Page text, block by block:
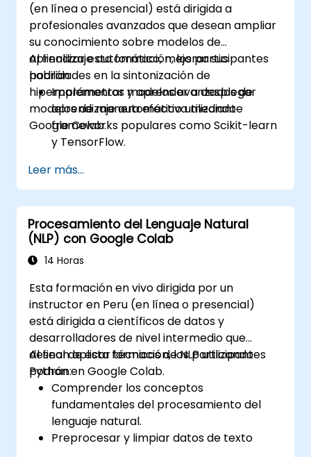
para mejorar el rendimiento de los
modelos CNN.
Visualizar e interpretar los resultados de
modelos de clasificación de imágenes.
(en línea o presencial) está dirigida a
profesionales avanzados que desean ampliar
su conocimiento sobre modelos de
aprendizaje automático, mejorar sus
habilidades en la sintonización de
hiperparámetros y aprender a desplegar
modelos de manera efectiva mediante
Google Colab.
Al finalizar esta formación, los participantes
podrán:
Implementar modelos avanzados de
aprendizaje automático utilizando
frameworks populares como Scikit-learn
y TensorFlow.
mediante la sintonización de
hiperparámetros.
Desplegar modelos de aprendizaje
automático en aplicaciones reales
utilizando Google Colab.
Colaborar y gestionar proyectos de
Google Colab.
Leer más...
Procesamiento del Lenguaje Natural
(NLP) con Google Colab
14 Horas
Esta formación en vivo dirigida por un
instructor en Peru (en línea o presencial)
está dirigida a científicos de datos y
desarrolladores de nivel intermedio que
desean aplicar técnicas de NLP utilizando
Python en Google Colab.
Al final de esta formación, los participantes
podrán:
Comprender los conceptos
fundamentales del procesamiento del
lenguaje natural.
Preprocesar y limpiar datos de texto